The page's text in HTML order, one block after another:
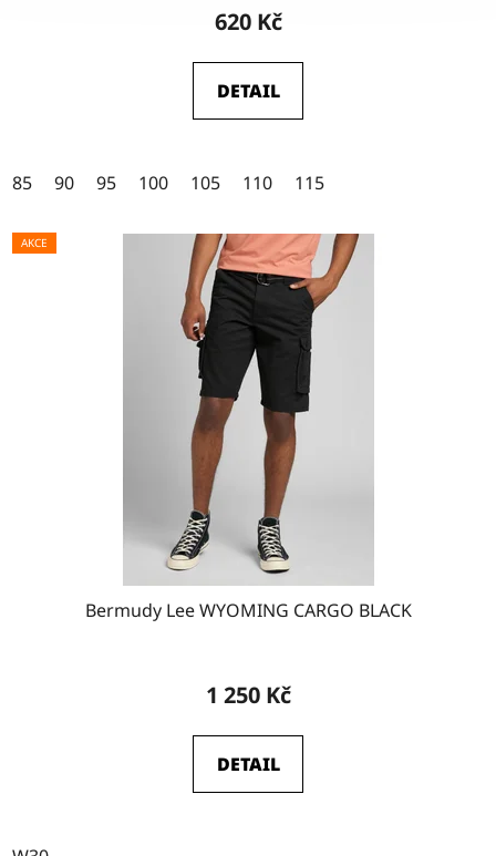
hodnocení
produktu
je
4,5
hvězdiček.
620 Kč
DETAIL
85 90 95 100 105 110 115
AKCE
Bermudy Lee WYOMING CARGO BLACK
1 250 Kč
DETAIL